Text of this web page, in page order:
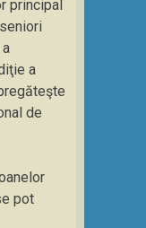
principal
a
de
pot